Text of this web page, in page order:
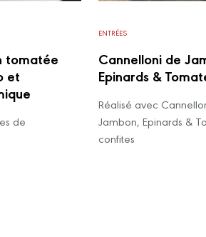
tomatée
et
de
ENTRÉES
Cannelloni de
Epinards &
Réalisé avec
Jambon, Epinards &
confites